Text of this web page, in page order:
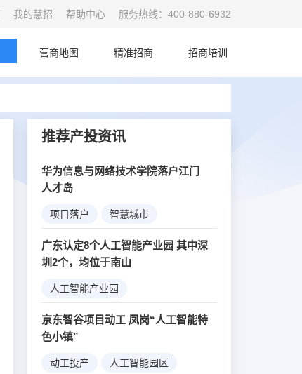
我的慧招 帮助中心 服务热线：400-880-6932
营商地图 精准招商 招商培训
推荐产投资讯
华为信息与网络技术学院落户江门
人才岛
项目落户 智慧城市
5G创新
广东认定8个人工智能产业园 其中深
圳2个，均位于南山
人工智能产业园
京东智谷项目动工 凤岗“人工智能特
色小镇”
动工投产 人工智能园区